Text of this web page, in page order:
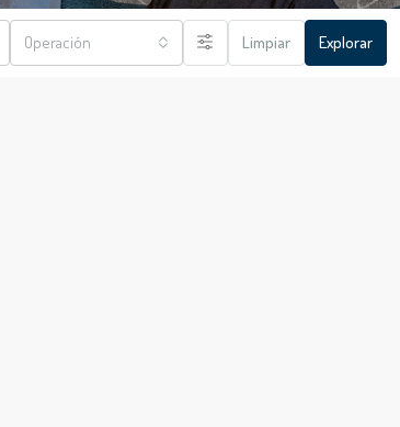
Operación Limpiar Explorar